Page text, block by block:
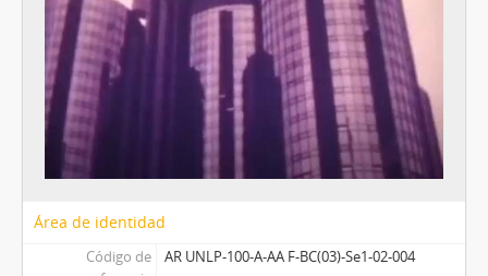
Área de identidad
Código de
AR UNLP-100-A-AA F-BC(03)-Se1-02-004